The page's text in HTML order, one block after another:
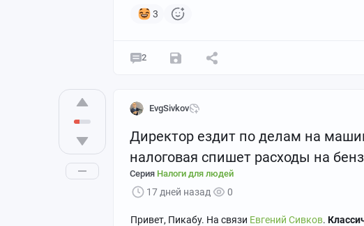
3
2
EvgSivkov
Директор ездит по делам на
налоговая спишет расходы на
Серия Налоги для людей
17 дней назад 0
Привет, Пикабу. На связи Евгений Сивков.